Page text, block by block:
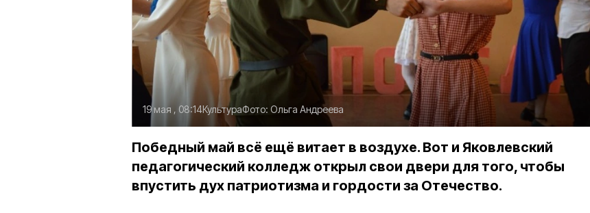
19 мая , 08:14КультураФото: Ольга Андреева
Победный май всё ещё витает в воздухе. Вот и Яковлевский
педагогический колледж открыл свои двери для того, чтобы
впустить дух патриотизма и гордости за Отечество.